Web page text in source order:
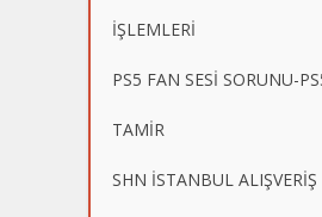
İŞLEMLERİ
PS5 FAN SESİ SORUNU-
TAMİR
SHN İSTANBUL